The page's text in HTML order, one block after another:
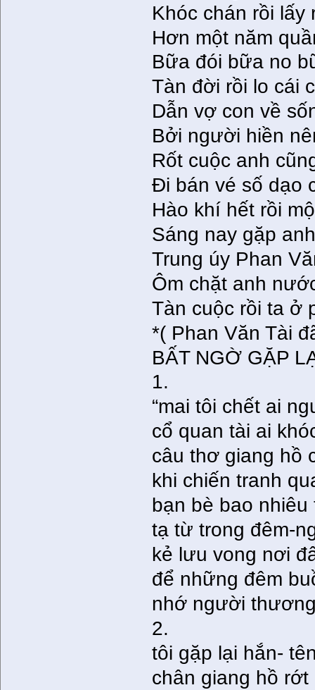
Khóc chán rồi
Hơn một năm
Bữa đói bữa no
Tàn đời rồi lo cái
Dẫn vợ con về
Bởi người hiền
Rốt cuộc anh
Đi bán vé số dạo
Hào khí hết rồi
Sáng nay gặp
Trung úy Phan
Ôm chặt anh
Tàn cuộc rồi ta ở
*( Phan Văn Tài
BẤT NGỜ GẶP
1.
“mai tôi chết ai
cổ quan tài ai
câu thơ giang hồ
khi chiến tranh
bạn bè bao
tạ từ trong đêm-
kẻ lưu vong nơi
để những đêm
nhớ người
2.
tôi gặp lại hắn-
chân giang hồ